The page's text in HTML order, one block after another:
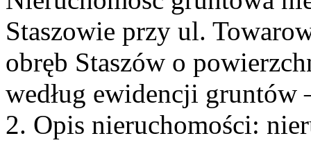
Staszowie przy ul.
obręb Staszów o
według ewidencji
2. Opis nieruchomości: